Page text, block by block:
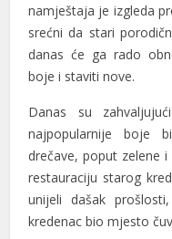
Panel
Panel
Panel
Panel
Panel
Panel
Panel
namještaja je izgleda
srećni da stari
danas će ga rado
boje i staviti nove.
Danas su
najpopularnije boje
drečave, poput zelene
restauraciju starog
unijeli dašak
kredenac bio mjesto